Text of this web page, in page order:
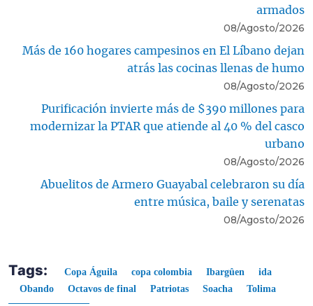
armados
08/Agosto/2026
Más de 160 hogares campesinos en El Líbano dejan
atrás las cocinas llenas de humo
08/Agosto/2026
Purificación invierte más de $390 millones para
modernizar la PTAR que atiende al 40 % del casco
urbano
08/Agosto/2026
Abuelitos de Armero Guayabal celebraron su día
entre música, baile y serenatas
08/Agosto/2026
Tags: Copa Águila copa colombia Ibargûen
ida
Obando
Octavos de final Patriotas Soacha Tolima